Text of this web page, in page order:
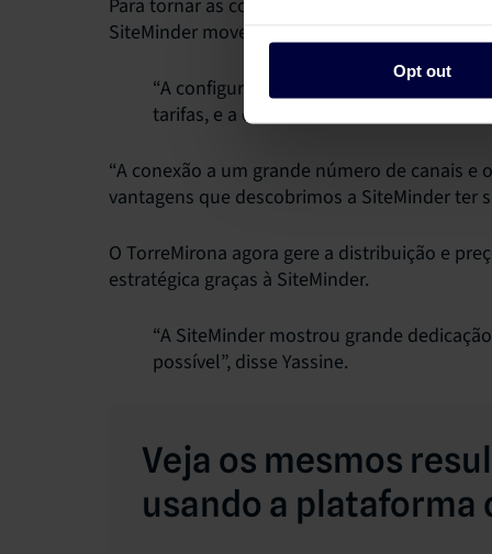
Opt out
Para tornar as coisas fáceis e garantir que a
SiteMinder moveu-se rapidamente segundo
“A configuração foi feita em poucos
tarifas, e a conexão ao nosso PMS foi
“A conexão a um grande número de canais
vantagens que descobrimos a SiteMinder ter
O TorreMirona agora gere a distribuição e
estratégica graças à SiteMinder.
“A SiteMinder mostrou grande
possível”, disse Yassine.
Veja os mesmos
usando a plataforma